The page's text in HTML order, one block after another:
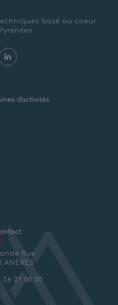
basé au coeur
d'activités
Rue
ANÈRES
36 21 00 50